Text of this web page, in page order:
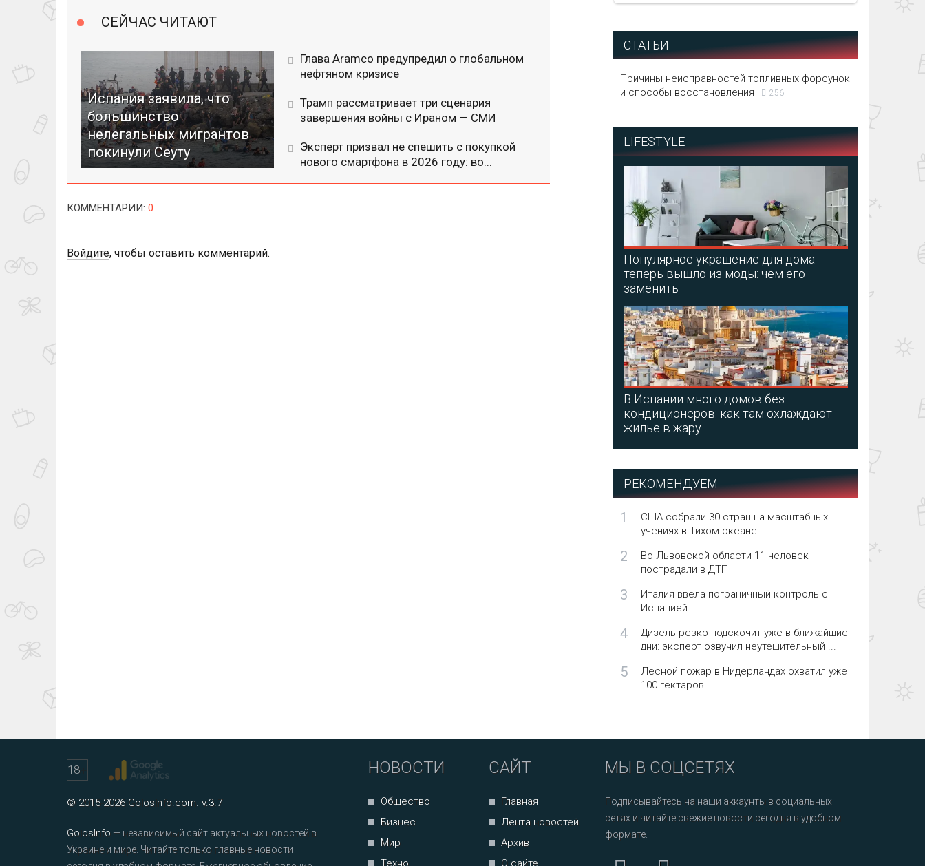
СЕЙЧАС ЧИТАЮТ
Испания заявила, что
большинство
нелегальных мигрантов
покинули Сеуту
Глава Aramco предупредил о глобальном
нефтяном кризисе
Трамп рассматривает три сценария
завершения войны с Ираном — СМИ
Эксперт призвал не спешить с покупкой
нового смартфона в 2026 году: во...
КОММЕНТАРИИ: 0
Войдите, чтобы оставить комментарий.
СТАТЬИ
Причины неисправностей топливных форсунок
и способы восстановления
256
LIFESTYLE
Популярное украшение для дома
теперь вышло из моды: чем его
заменить
В Испании много домов без
кондиционеров: как там охлаждают
жилье в жару
РЕКОМЕНДУЕМ
1
США собрали 30 стран на масштабных
учениях в Тихом океане
2
Во Львовской области 11 человек
пострадали в ДТП
3
Италия ввела пограничный контроль с
Испанией
4
Дизель резко подскочит уже в ближайшие
дни: эксперт озвучил неутешительный ...
5
Лесной пожар в Нидерландах охватил уже
100 гектаров
18+
© 2015-2026 GolosInfo.com. v.3.7
GolosInfo — независимый сайт актуальных новостей в
Украине и мире. Читайте только главные новости
НОВОСТИ
Общество
Бизнес
Мир
Техно
САЙТ
Главная
Лента новостей
Архив
О сайте
МЫ В СОЦСЕТЯХ
Подписывайтесь на наши аккаунты в социальных
сетях и читайте свежие новости сегодня в удобном
формате.